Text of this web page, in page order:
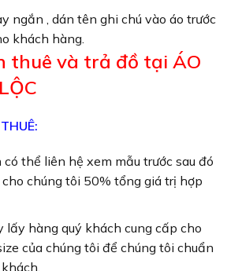
ngắn , dán tên ghi chú vào áo trước
khách hàng.
thuê và trả đồ tại ÁO
có thể liên hệ xem mẫu trước sau đó
chúng tôi 50% tổng giá trị hợp
lấy hàng quý khách cung cấp cho
của chúng tôi để chúng tôi chuẩn